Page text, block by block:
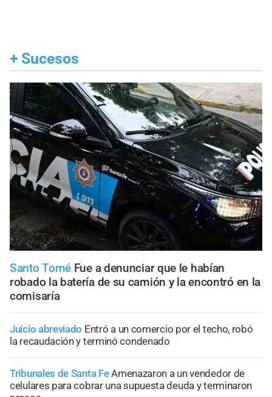
+ Sucesos
Santo Tomé Fue a denunciar que le habían
robado la batería de su camión y la encontró en la
comisaría
Juicio abreviado Entró a un comercio por el techo, robó
la recaudación y terminó condenado
Tribunales de Santa FeAmenazaron a un vendedor de
celulares para cobrar una supuesta deuda y terminaron